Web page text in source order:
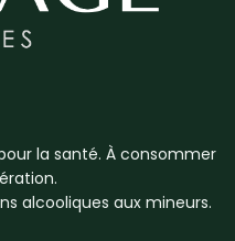
la santé. À consommer
alcooliques aux mineurs.